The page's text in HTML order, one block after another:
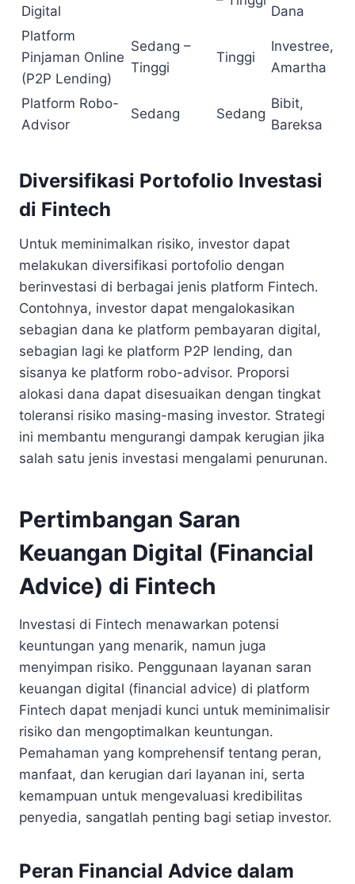
Digital
Dana
Platform
Pinjaman Online
(P2P Lending)
Sedang –
Tinggi
Tinggi
Investree,
Amartha
Platform Robo-
Advisor
Sedang Sedang
Bibit,
Bareksa
Diversifikasi Portofolio Investasi
di Fintech
Untuk meminimalkan risiko, investor dapat
melakukan diversifikasi portofolio dengan
berinvestasi di berbagai jenis platform Fintech.
Contohnya, investor dapat mengalokasikan
sebagian dana ke platform pembayaran digital,
sebagian lagi ke platform P2P lending, dan
sisanya ke platform robo-advisor. Proporsi
alokasi dana dapat disesuaikan dengan tingkat
toleransi risiko masing-masing investor. Strategi
ini membantu mengurangi dampak kerugian jika
salah satu jenis investasi mengalami penurunan.
Pertimbangan Saran
Keuangan Digital (Financial
Advice) di Fintech
Investasi di Fintech menawarkan potensi
keuntungan yang menarik, namun juga
menyimpan risiko. Penggunaan layanan saran
keuangan digital (financial advice) di platform
Fintech dapat menjadi kunci untuk meminimalisir
risiko dan mengoptimalkan keuntungan.
Pemahaman yang komprehensif tentang peran,
manfaat, dan kerugian dari layanan ini, serta
kemampuan untuk mengevaluasi kredibilitas
penyedia, sangatlah penting bagi setiap investor.
Peran Financial Advice dalam